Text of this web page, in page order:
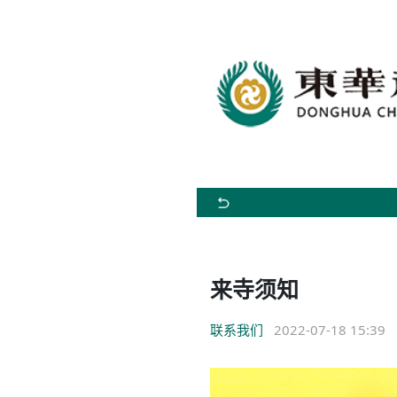
来寺须知
联系我们 2022-07-18 15:39